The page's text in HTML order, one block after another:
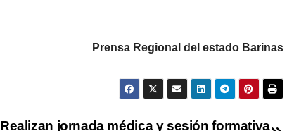
Prensa Regional del estado Barinas
Realizan jornada médica y sesión formativa